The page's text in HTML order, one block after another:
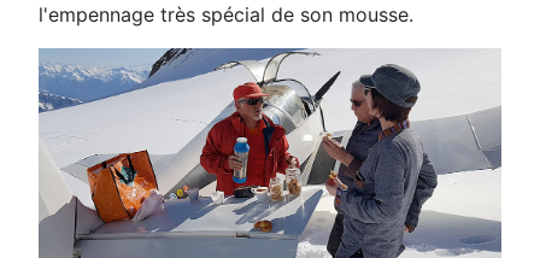
l'empennage très spécial de son mousse.